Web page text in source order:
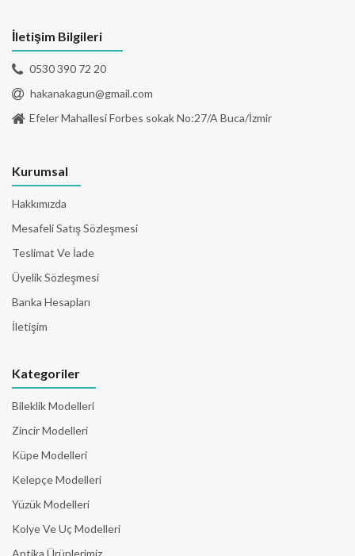
İletişim Bilgileri
0530 390 72 20
hakanakagun@gmail.com
Efeler Mahallesi Forbes sokak No:27/A Buca/İzmir
Kurumsal
Hakkımızda
Mesafeli Satış Sözleşmesi
Teslimat Ve İade
Üyelik Sözleşmesi
Banka Hesapları
İletişim
Kategoriler
Bileklik Modelleri
Zincir Modelleri
Küpe Modelleri
Kelepçe Modelleri
Yüzük Modelleri
Kolye Ve Uç Modelleri
Antika Ürünlerimiz